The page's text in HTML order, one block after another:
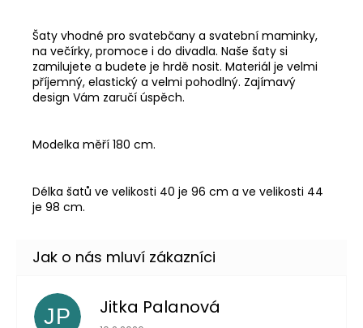
Šaty vhodné pro svatebčany a svatební maminky,
na večírky, promoce i do divadla. Naše šaty si
zamilujete a budete je hrdě nosit. Materiál je velmi
příjemný, elastický a velmi pohodlný. Zajímavý
design Vám zaručí úspěch.
Modelka měří 180 cm.
Délka šatů ve velikosti 40 je 96 cm a ve velikosti 44
je 98 cm.
JP Jitka Palanová